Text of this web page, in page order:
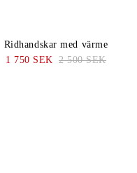
Ridhandskar med värme
1 750 SEK 2 500 SEK